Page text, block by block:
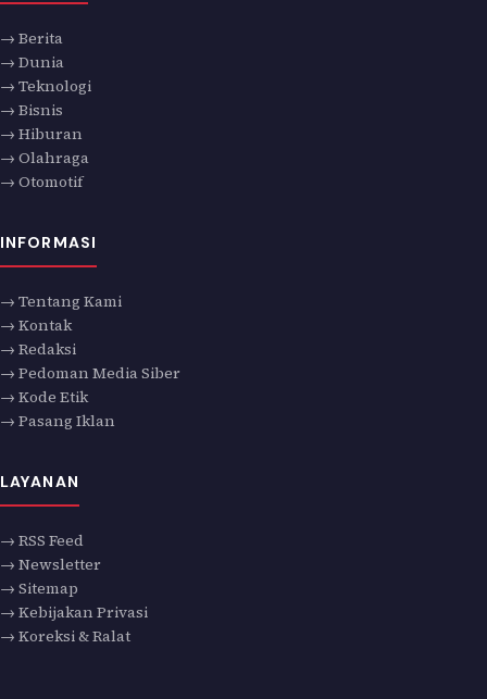
→ Berita
→ Dunia
→ Teknologi
→ Bisnis
→ Hiburan
→ Olahraga
→ Otomotif
INFORMASI
→ Tentang Kami
→ Kontak
→ Redaksi
→ Pedoman Media Siber
→ Kode Etik
→ Pasang Iklan
LAYANAN
→ RSS Feed
→ Newsletter
→ Sitemap
→ Kebijakan Privasi
→ Koreksi & Ralat